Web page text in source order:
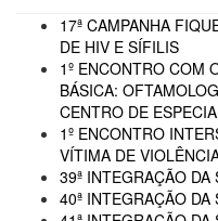
17ª CAMPANHA
DE HIV E SÍFILIS
1º ENCONTRO COM
BÁSICA:
CENTRO DE
1º ENCONTRO
VÍTIMA DE
39ª INTEGRAÇÃO DA
40ª INTEGRAÇÃO DA